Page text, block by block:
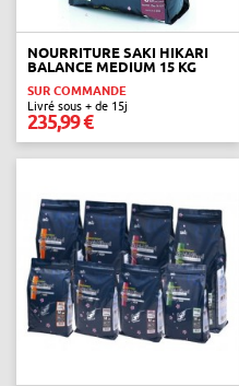
NOURRITURE SAKI HIKARI
BALANCE MEDIUM 15 KG
SUR COMMANDE
Livré sous + de 15j
235,99 €